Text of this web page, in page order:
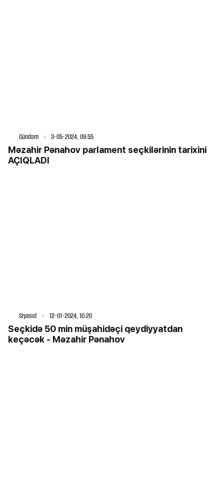
Gündəm 3-05-2024, 09:55
Məzahir Pənahov parlament seçkilərinin tarixini
AÇIQLADI
Siyasət 12-01-2024, 10:20
Seçkidə 50 min müşahidəçi qeydiyyatdan
keçəcək - Məzahir Pənahov